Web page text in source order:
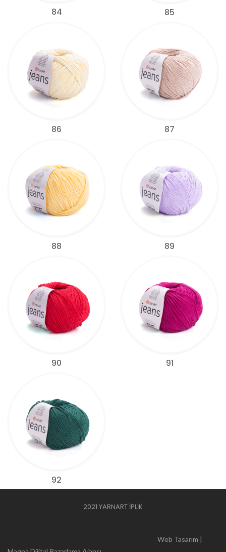
84 85
86 87
88 89
90 91
92
2021 YARNART İPLİK
Web Tasarım |